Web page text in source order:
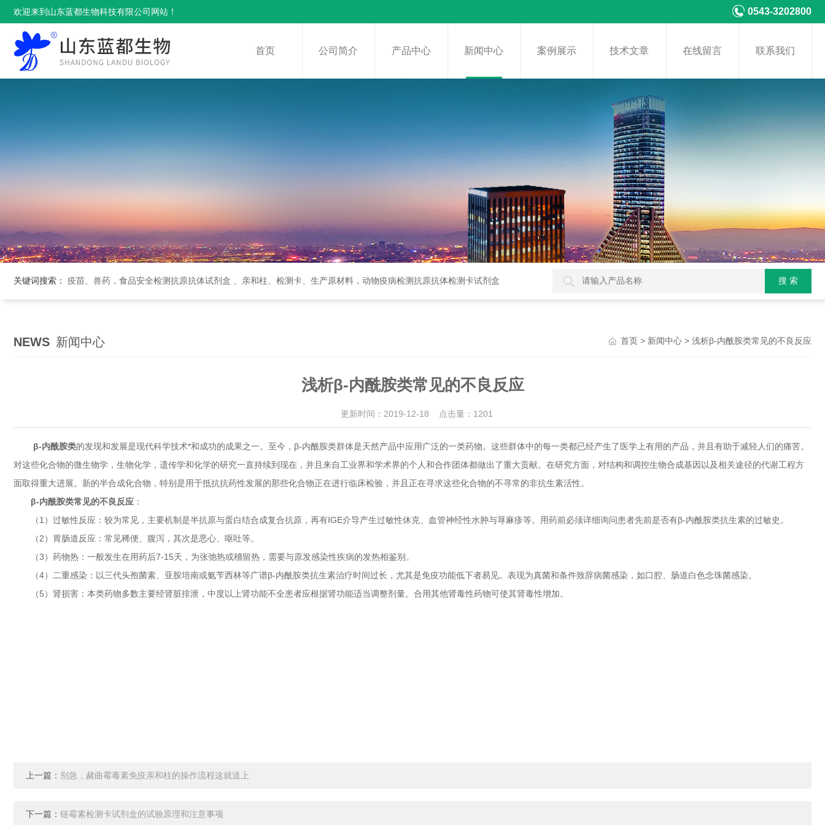
欢迎来到山东蓝都生物科技有限公司网站！ 0543-3202800
首页 公司简介 产品中心 新闻中心 案例展示 技术文章 在线留言 联系我们
关键词搜索： 疫苗、兽药，食品安全检测抗原抗体试剂盒 、亲和柱、检测卡、生产原材料，动物疫病检测抗原抗体检测卡试剂盒
NEWS 新闻中心 首页 > 新闻中心 > 浅析β-内酰胺类常见的不良反应
浅析β-内酰胺类常见的不良反应
更新时间：2019-12-18 点击量： 1201
β-内酰胺类的发现和发展是现代科学技术*和成功的成果之一。至今，β-内酰胺类群体是天然产品中应用广泛的一类药物。这些群体中的每一类都已经产生了医学上有用的产品，并且有助于减轻人们的痛苦。
对这些化合物的微生物学，生物化学，遗传学和化学的研究一直持续到现在，并且来自工业界和学术界的个人和合作团体都做出了重大贡献。在研究方面，对结构和调控生物合成基因以及相关途径的代谢工程方
面取得重大进展。新的半合成化合物，特别是用于抵抗抗药性发展的那些化合物正在进行临床检验，并且正在寻求这些化合物的不寻常的非抗生素活性。
β-内酰胺类常见的不良反应 ：
（1）过敏性反应：较为常见，主要机制是半抗原与蛋白结合成复合抗原，再有IGE介导产生过敏性休克、血管神经性水肿与荨麻疹等。用药前必须详细询问患者先前是否有β-内酰胺类抗生素的过敏史。
（2）胃肠道反应：常见稀便、腹泻，其次是恶心、呕吐等。
（3）药物热：一般发生在用药后7-15天，为张弛热或稽留热，需要与原发感染性疾病的发热相鉴别。
（4）二重感染：以三代头孢菌素、亚胺培南或氨苄西林等广谱β-内酰胺类抗生素治疗时间过长，尤其是免疫功能低下者易见。表现为真菌和条件致辞病菌感染，如口腔、肠道白色念珠菌感染。
（5）肾损害：本类药物多数主要经肾脏排泄，中度以上肾功能不全患者应根据肾功能适当调整剂量。合用其他肾毒性药物可使其肾毒性增加。
上一篇： 别急，赭曲霉毒素免疫亲和柱的操作流程这就送上
下一篇： 链霉素检测卡试剂盒的试验原理和注意事项